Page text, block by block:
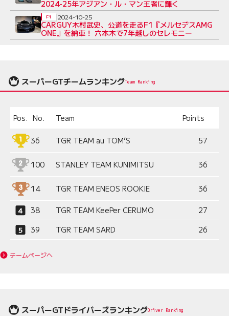
2024-25年アジアン・ル・マン王者に輝く
CARGUY木村武史、公道を走るF1『メルセデスAMG
ONE』を納車！ 六本木で7年越しのセレモニー
F1 2024-10-25
スーパーGTチームランキングTeam Ranking
Pos. No. Team Points
36 TGR TEAM au TOM’S 57
100 STANLEY TEAM KUNIMITSU 36
14 TGR TEAM ENEOS ROOKIE 36
38 TGR TEAM KeePer CERUMO
27
39
TGR TEAM SARD 26
チームページへ
スーパーGTドライバーズランキングDriver Ranking